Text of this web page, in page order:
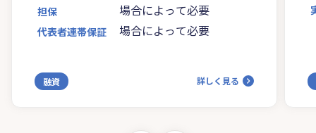
担保 場合によって必要
代表者連帯保証 場合によって必要
融資 詳しく見る